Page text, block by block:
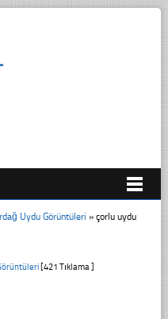
Uydu Görüntüleri » çorlu uydu
[421 Tıklama ]